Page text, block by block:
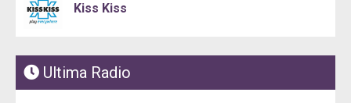
Kiss Kiss
Ultima Radio